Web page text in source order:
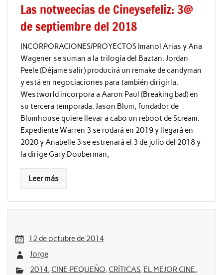
Las notweecias de Cineysefeliz: 3@
de septiembre del 2018
INCORPORACIONES/PROYECTOS Imanol Arias y Ana
Wagener se suman a la trilogía del Baztan. Jordan
Peele (Déjame salir) producirá un remake de candyman
y está en negociaciones para también dirigirla.
Westworld incorpora a Aaron Paul (Breaking bad) en
su tercera temporada. Jason Blum, fundador de
Blumhouse quiere llevar a cabo un reboot de Scream.
Expediente Warren 3 se rodará en 2019 y llegará en
2020 y Anabelle 3 se estrenará el 3 de julio del 2018 y
la dirige Gary Douberman,
Leer más
12 de octubre de 2014
Jorge
2014, CINE PEQUEÑO, CRÍTICAS, EL MEJOR CINE,